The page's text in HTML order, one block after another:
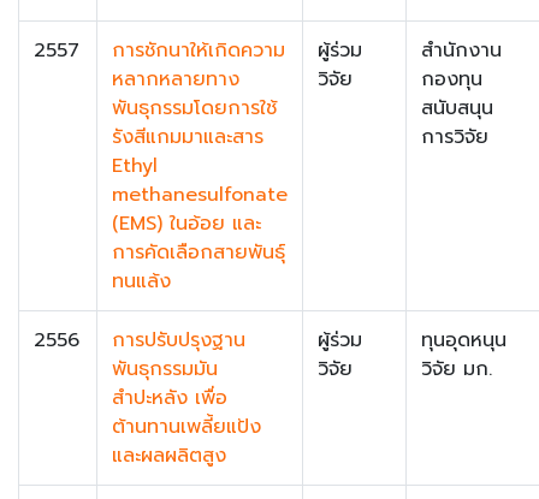
2557
การชักนาให้เกิดความ
หลากหลายทาง
พันธุกรรมโดยการใช้
รังสีแกมมาและสาร
Ethyl
methanesulfonate
(EMS) ในอ้อย และ
การคัดเลือกสายพันธุ์
ทนแล้ง
ผู้ร่วม
วิจัย
สำนักงาน
กองทุน
สนับสนุน
การวิจัย
2556
การปรับปรุงฐาน
พันธุกรรมมัน
สำปะหลัง เพื่อ
ต้านทานเพลี้ยแป้ง
และผลผลิตสูง
ผู้ร่วม
วิจัย
ทุนอุดหนุน
วิจัย มก.